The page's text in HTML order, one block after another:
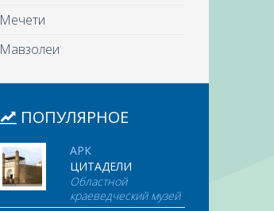
Мечети
Мавзолеи
ПОПУЛЯРНОЕ
АРК
ЦИТАДЕЛИ
Областной
краеведческий музей